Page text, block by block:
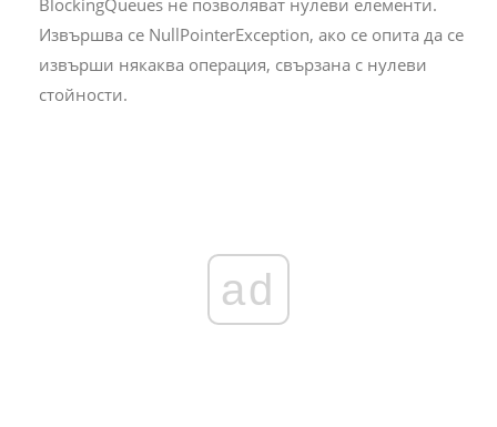
Извършва се NullPointerException, ако се опита да се
извърши някаква операция, свързана с нулеви
стойности.
ad